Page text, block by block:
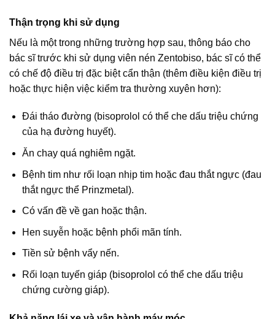
Thận trọng khi sử dụng
Nếu là một trong những trường hợp sau, thông báo cho
bác sĩ trước khi sử dụng viên nén Zentobiso, bác sĩ có thể
có chế độ điều trị đặc biệt cẩn thận (thêm điều kiện điều trị
hoặc thực hiện việc kiểm tra thường xuyên hơn):
Đái tháo đường (bisoprolol có thể che dấu triệu chứng
của hạ đường huyết).
Ăn chay quá nghiêm ngặt.
Bệnh tim như rối loạn nhịp tim hoặc đau thắt ngực (đau
thắt ngực thể Prinzmetal).
Có vấn đề về gan hoặc thận.
Hen suyễn hoặc bệnh phổi mãn tính.
Tiền sử bệnh vẩy nến.
Rối loạn tuyến giáp (bisoprolol có thể che dấu triệu
chứng cường giáp).